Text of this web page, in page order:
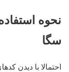
سگا
احتمالا با دیدن